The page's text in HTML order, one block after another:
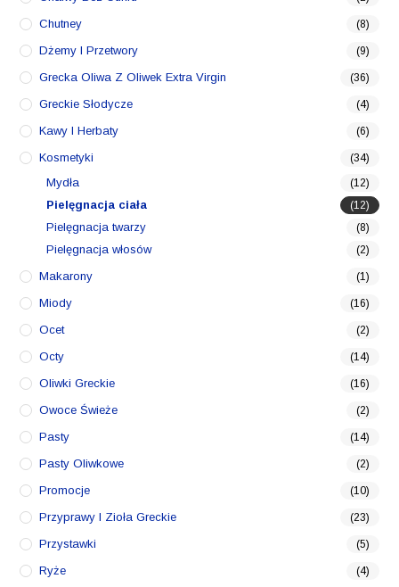
Chutney (8)
Dżemy I Przetwory (9)
Grecka Oliwa Z Oliwek Extra Virgin (36)
Greckie Słodycze (4)
Kawy I Herbaty (6)
Kosmetyki (34)
Mydła (12)
Pielęgnacja ciała (12)
Pielęgnacja twarzy (8)
Pielęgnacja włosów (2)
Makarony (1)
Miody (16)
Ocet (2)
Octy (14)
Oliwki Greckie (16)
Owoce Świeże (2)
Pasty (14)
Pasty Oliwkowe (2)
Promocje (10)
Przyprawy I Zioła Greckie (23)
Przystawki (5)
Ryże (4)